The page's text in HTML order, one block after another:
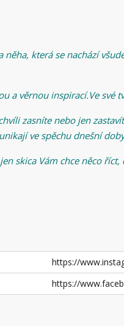
něha, která se nachází
a věrnou inspirací.Ve
zasníte nebo jen
ve spěchu dnešní
skica Vám chce něco
https://
https://